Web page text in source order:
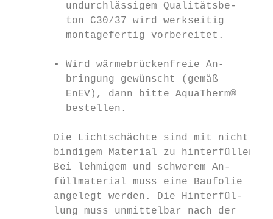
         undurchlässigem Qualitätsbe-
         ton C30/37 wird werkseitig
         montagefertig vorbereitet.
       • Wird wärmebrückenfreie An-
         bringung gewünscht (gemäß
         EnEV), dann bitte AquaTherm®
         bestellen.
       Die Lichtschächte sind mit nicht
       bindigem Material zu hinterfüllen.
       Bei lehmigem und schwerem An-
       füllmaterial muss eine Baufolie
       angelegt werden. Die Hinterfül-
lung muss unmittelbar nach der